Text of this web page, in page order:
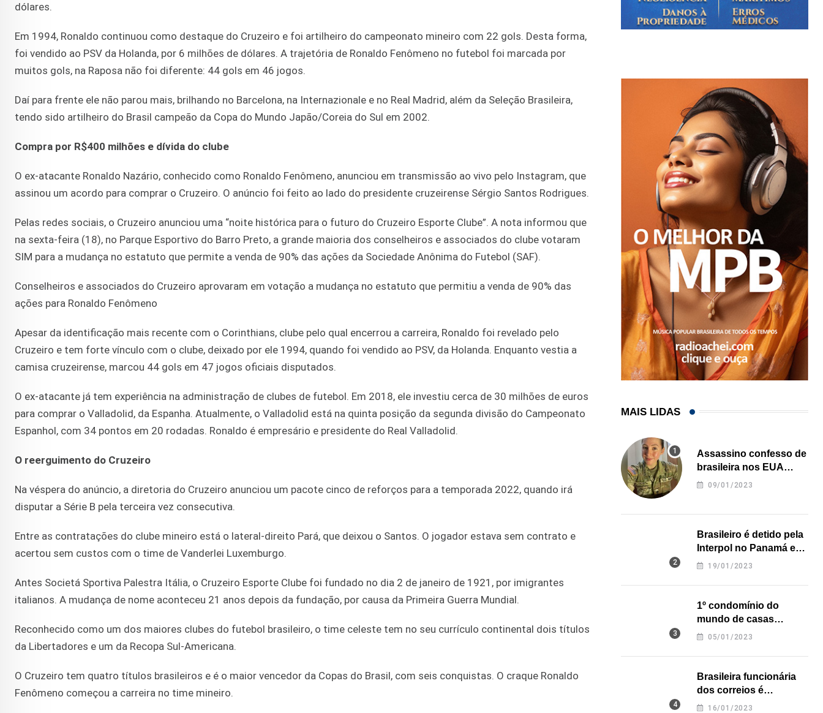
dólares.
Em 1994, Ronaldo continuou como destaque do Cruzeiro e foi artilheiro do campeonato mineiro com 22 gols. Desta forma,
foi vendido ao PSV da Holanda, por 6 milhões de dólares. A trajetória de Ronaldo Fenômeno no futebol foi marcada por
muitos gols, na Raposa não foi diferente: 44 gols em 46 jogos.
Daí para frente ele não parou mais, brilhando no Barcelona, na Internazionale e no Real Madrid, além da Seleção Brasileira,
tendo sido artilheiro do Brasil campeão da Copa do Mundo Japão/Coreia do Sul em 2002.
Compra por R$400 milhões e dívida do clube
O ex-atacante Ronaldo Nazário, conhecido como Ronaldo Fenômeno, anunciou em transmissão ao vivo pelo Instagram, que
assinou um acordo para comprar o Cruzeiro. O anúncio foi feito ao lado do presidente cruzeirense Sérgio Santos Rodrigues.
Pelas redes sociais, o Cruzeiro anunciou uma “noite histórica para o futuro do Cruzeiro Esporte Clube”. A nota informou que
na sexta-feira (18), no Parque Esportivo do Barro Preto, a grande maioria dos conselheiros e associados do clube votaram
SIM para a mudança no estatuto que permite a venda de 90% das ações da Sociedade Anônima do Futebol (SAF).
Conselheiros e associados do Cruzeiro aprovaram em votação a mudança no estatuto que permitiu a venda de 90% das
ações para Ronaldo Fenômeno
Apesar da identificação mais recente com o Corinthians, clube pelo qual encerrou a carreira, Ronaldo foi revelado pelo
Cruzeiro e tem forte vínculo com o clube, deixado por ele 1994, quando foi vendido ao PSV, da Holanda. Enquanto vestia a
camisa cruzeirense, marcou 44 gols em 47 jogos oficiais disputados.
O ex-atacante já tem experiência na administração de clubes de futebol. Em 2018, ele investiu cerca de 30 milhões de euros
para comprar o Valladolid, da Espanha. Atualmente, o Valladolid está na quinta posição da segunda divisão do Campeonato
Espanhol, com 34 pontos em 20 rodadas. Ronaldo é empresário e presidente do Real Valladolid.
O reerguimento do Cruzeiro
Na véspera do anúncio, a diretoria do Cruzeiro anunciou um pacote cinco de reforços para a temporada 2022, quando irá
disputar a Série B pela terceira vez consecutiva.
Entre as contratações do clube mineiro está o lateral-direito Pará, que deixou o Santos. O jogador estava sem contrato e
acertou sem custos com o time de Vanderlei Luxemburgo.
Antes Societá Sportiva Palestra Itália, o Cruzeiro Esporte Clube foi fundado no dia 2 de janeiro de 1921, por imigrantes
italianos. A mudança de nome aconteceu 21 anos depois da fundação, por causa da Primeira Guerra Mundial.
Reconhecido como um dos maiores clubes do futebol brasileiro, o time celeste tem no seu currículo continental dois títulos
da Libertadores e um da Recopa Sul-Americana.
O Cruzeiro tem quatro títulos brasileiros e é o maior vencedor da Copas do Brasil, com seis conquistas. O craque Ronaldo
Fenômeno começou a carreira no time mineiro.
MAIS LIDAS
Assassino confesso de
brasileira nos EUA
revela onde deixou o
09/01/2023
Brasileiro é detido pela
Interpol no Panamá e
pode pegar prisão
19/01/2023
1º condomínio do
mundo de casas
impressas em 3D é
05/01/2023
Brasileira funcionária
dos correios é
assassinada a facadas
16/01/2023